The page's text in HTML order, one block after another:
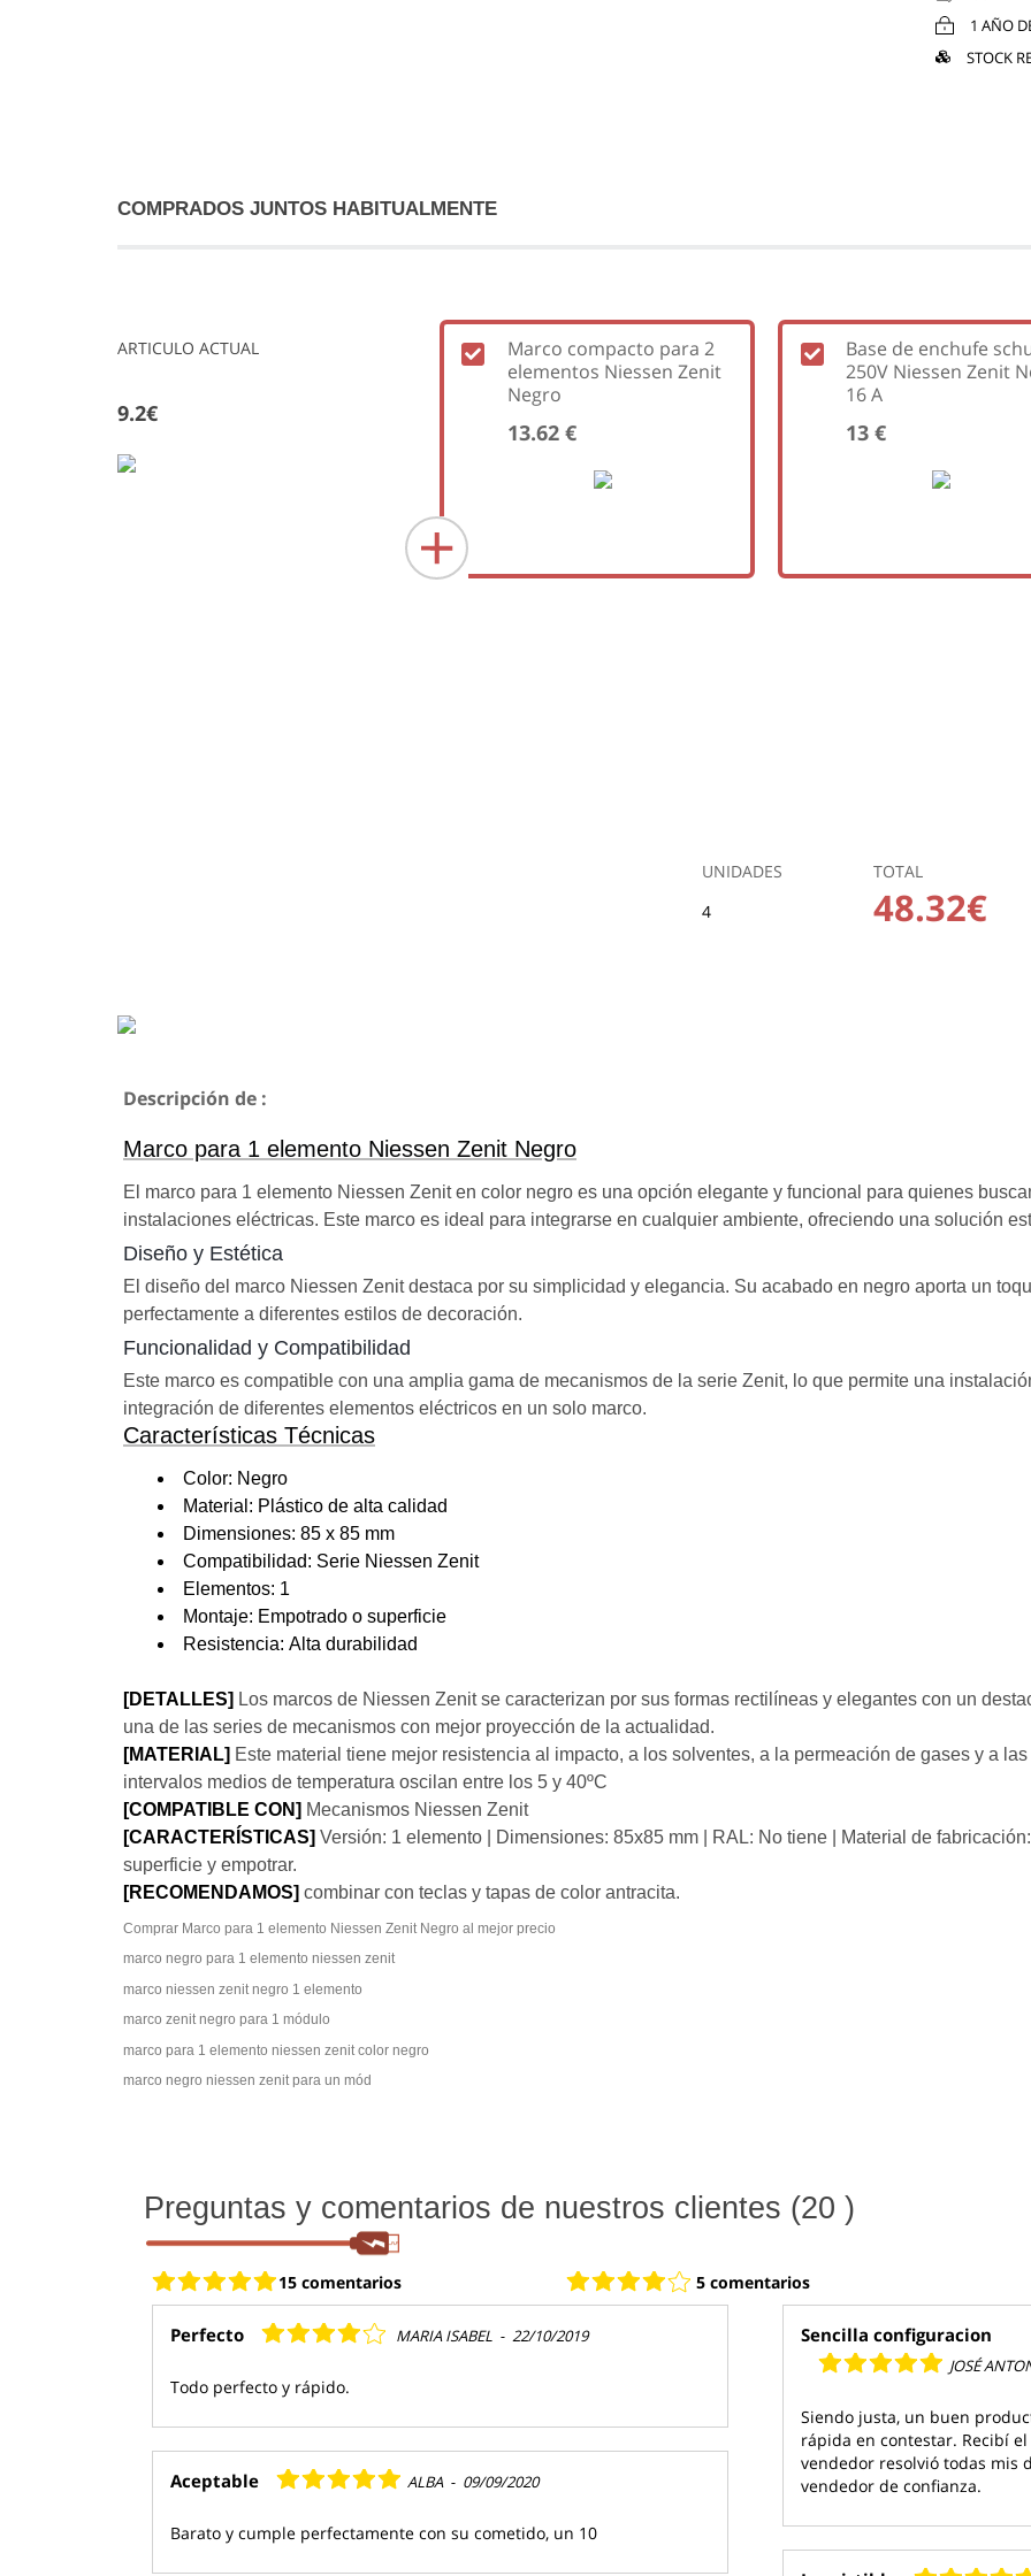
1 AÑO
STOCK
COMPRADOS JUNTOS HABITUALMENTE
ARTICULO ACTUAL
9.2€
Marco compacto para 2
elementos Niessen Zenit
Negro
13.62 €
Base de enchufe
250V Niessen Zenit
16 A
13 €
UNIDADES
4
TOTAL
48.32€
Descripción de :
Marco para 1 elemento Niessen Zenit Negro
El marco para 1 elemento Niessen Zenit en color negro es una opción elegante y funcional para quienes
instalaciones eléctricas. Este marco es ideal para integrarse en cualquier ambiente, ofreciendo una solución
Diseño y Estética
El diseño del marco Niessen Zenit destaca por su simplicidad y elegancia. Su acabado en negro aporta un
perfectamente a diferentes estilos de decoración.
Funcionalidad y Compatibilidad
Este marco es compatible con una amplia gama de mecanismos de la serie Zenit, lo que permite una
integración de diferentes elementos eléctricos en un solo marco.
Características Técnicas
Color: Negro
Material: Plástico de alta calidad
Dimensiones: 85 x 85 mm
Compatibilidad: Serie Niessen Zenit
Elementos: 1
Montaje: Empotrado o superficie
Resistencia: Alta durabilidad
[DETALLES] Los marcos de Niessen Zenit se caracterizan por sus formas rectilíneas y elegantes con un
una de las series de mecanismos con mejor proyección de la actualidad.
[MATERIAL] Este material tiene mejor resistencia al impacto, a los solventes, a la permeación de gases y a
intervalos medios de temperatura oscilan entre los 5 y 40ºC
[COMPATIBLE CON] Mecanismos Niessen Zenit
[CARACTERÍSTICAS] Versión: 1 elemento | Dimensiones: 85x85 mm | RAL: No tiene | Material de
superficie y empotrar.
[RECOMENDAMOS] combinar con teclas y tapas de color antracita.
Comprar Marco para 1 elemento Niessen Zenit Negro al mejor precio
marco negro para 1 elemento niessen zenit
marco niessen zenit negro 1 elemento
marco zenit negro para 1 módulo
marco para 1 elemento niessen zenit color negro
marco negro niessen zenit para un mód
Preguntas y comentarios de nuestros clientes (20 )
15 comentarios 5 comentarios
Perfecto MARIA ISABEL - 22/10/2019
Todo perfecto y rápido.
Aceptable ALBA - 09/09/2020
Barato y cumple perfectamente con su cometido, un 10
Sencilla configuracion
JOSÉ
Siendo justa, un buen
rápida en contestar. Recibí
vendedor resolvió todas mis
vendedor de confianza.